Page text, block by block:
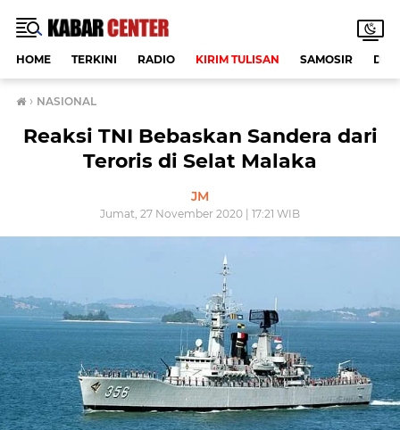
HOME TERKINI RADIO KIRIM TULISAN SAMOSIR
› NASIONAL
Reaksi TNI Bebaskan Sandera dari
Teroris di Selat Malaka
JM
Jumat, 27 November 2020 | 17:21 WIB